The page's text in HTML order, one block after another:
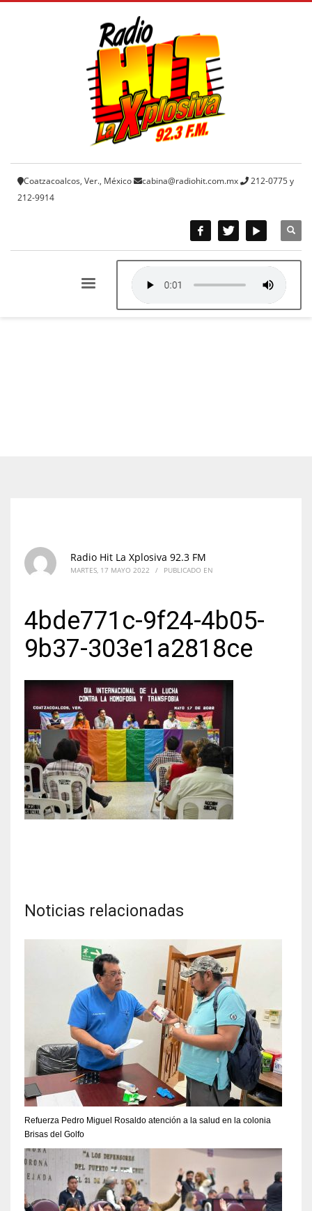
Coatzacoalcos, Ver., México cabina@radiohit.com.mx
212-0775 y
212-9914
Radio Hit La Xplosiva 92.3 FM
MARTES, 17 MAYO 2022 / PUBLICADO EN
4bde771c-9f24-4b05-
9b37-303e1a2818ce
Noticias relacionadas
Refuerza Pedro Miguel Rosaldo atención a la salud en la colonia
Brisas del Golfo